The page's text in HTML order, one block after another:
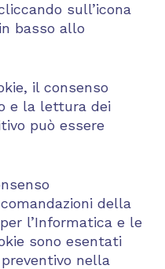
sull’icona
basso allo
il consenso
e la lettura dei
può essere
della
l’Informatica e le
sono esentati
nella